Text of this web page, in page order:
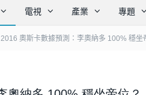
電視 產業 專題
2016 奧斯卡數據預測：李奧納多 100% 穩坐